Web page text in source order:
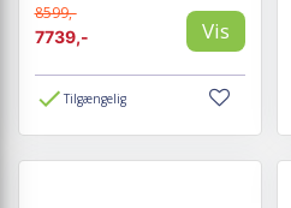
8599,-
7739,-
Vis
Tilgængelig